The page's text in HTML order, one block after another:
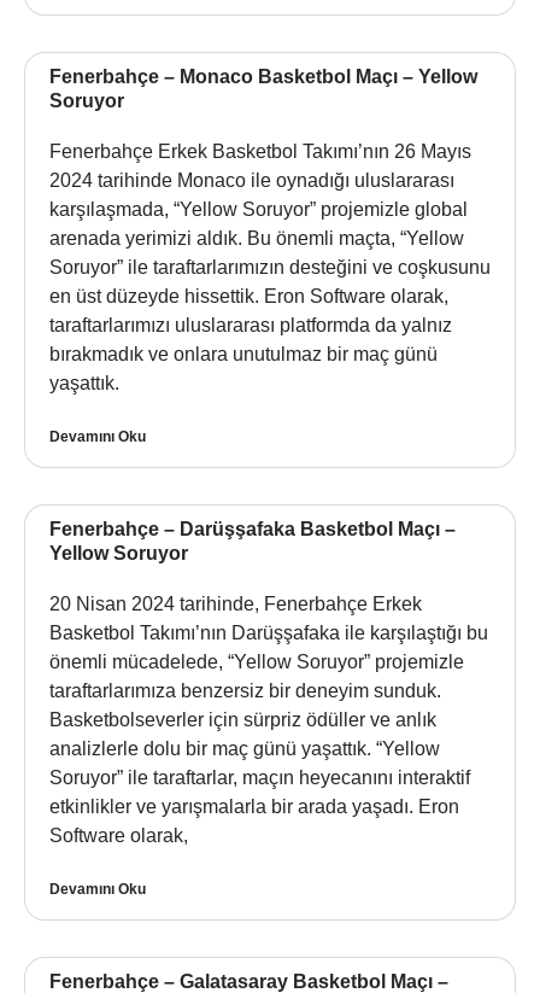
Fenerbahçe – Monaco Basketbol Maçı – Yellow
Soruyor
Fenerbahçe Erkek Basketbol Takımı’nın 26 Mayıs
2024 tarihinde Monaco ile oynadığı uluslararası
karşılaşmada, “Yellow Soruyor” projemizle global
arenada yerimizi aldık. Bu önemli maçta, “Yellow
Soruyor” ile taraftarlarımızın desteğini ve coşkusunu
en üst düzeyde hissettik. Eron Software olarak,
taraftarlarımızı uluslararası platformda da yalnız
bırakmadık ve onlara unutulmaz bir maç günü
yaşattık.
Devamını Oku
Fenerbahçe – Darüşşafaka Basketbol Maçı –
Yellow Soruyor
20 Nisan 2024 tarihinde, Fenerbahçe Erkek
Basketbol Takımı’nın Darüşşafaka ile karşılaştığı bu
önemli mücadelede, “Yellow Soruyor” projemizle
taraftarlarımıza benzersiz bir deneyim sunduk.
Basketbolseverler için sürpriz ödüller ve anlık
analizlerle dolu bir maç günü yaşattık. “Yellow
Soruyor” ile taraftarlar, maçın heyecanını interaktif
etkinlikler ve yarışmalarla bir arada yaşadı. Eron
Software olarak,
Devamını Oku
Fenerbahçe – Galatasaray Basketbol Maçı –